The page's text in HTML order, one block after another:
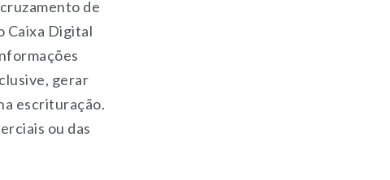
de
Caixa Digital
gerar
escrituração.
ou das